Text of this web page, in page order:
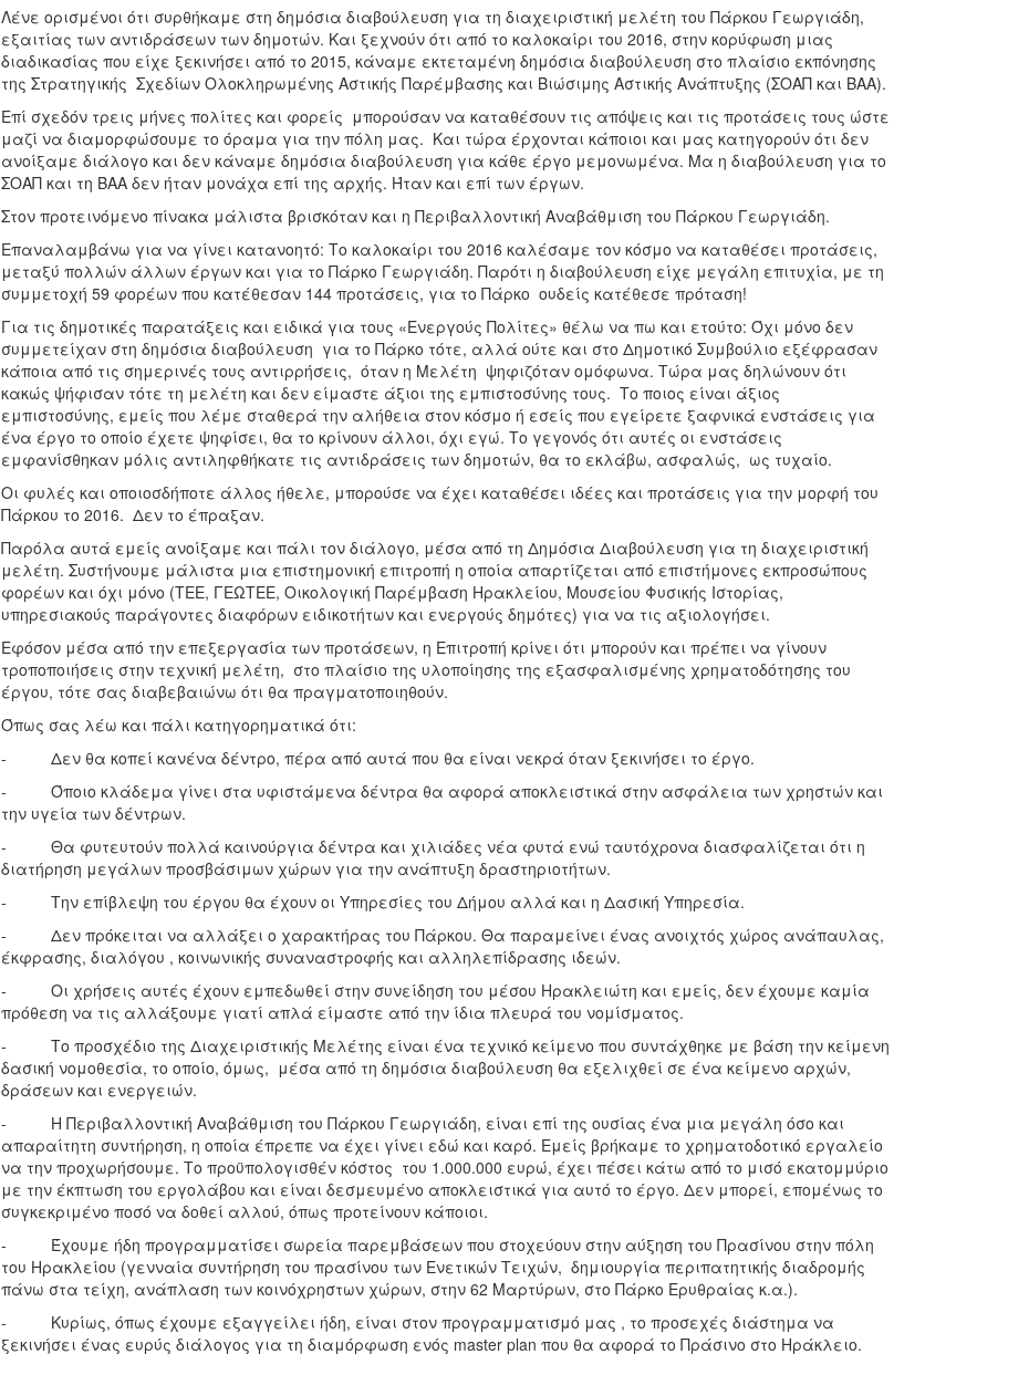
Λένε ορισμένοι ότι συρθήκαμε στη δημόσια διαβούλευση για τη διαχειριστική μελέτη του Πάρκου Γεωργιάδη,
εξαιτίας των αντιδράσεων των δημοτών. Και ξεχνούν ότι από το καλοκαίρι του 2016, στην κορύφωση μιας
διαδικασίας που είχε ξεκινήσει από το 2015, κάναμε εκτεταμένη δημόσια διαβούλευση στο πλαίσιο εκπόνησης
της Στρατηγικής Σχεδίων Ολοκληρωμένης Αστικής Παρέμβασης και Βιώσιμης Αστικής Ανάπτυξης (ΣΟΑΠ και ΒΑΑ).
Επί σχεδόν τρεις μήνες πολίτες και φορείς μπορούσαν να καταθέσουν τις απόψεις και τις προτάσεις τους ώστε
μαζί να διαμορφώσουμε το όραμα για την πόλη μας. Και τώρα έρχονται κάποιοι και μας κατηγορούν ότι δεν
ανοίξαμε διάλογο και δεν κάναμε δημόσια διαβούλευση για κάθε έργο μεμονωμένα. Μα η διαβούλευση για το
ΣΟΑΠ και τη ΒΑΑ δεν ήταν μονάχα επί της αρχής. Ήταν και επί των έργων.
Στον προτεινόμενο πίνακα μάλιστα βρισκόταν και η Περιβαλλοντική Αναβάθμιση του Πάρκου Γεωργιάδη.
Επαναλαμβάνω για να γίνει κατανοητό: Το καλοκαίρι του 2016 καλέσαμε τον κόσμο να καταθέσει προτάσεις,
μεταξύ πολλών άλλων έργων και για το Πάρκο Γεωργιάδη. Παρότι η διαβούλευση είχε μεγάλη επιτυχία, με τη
συμμετοχή 59 φορέων που κατέθεσαν 144 προτάσεις, για το Πάρκο ουδείς κατέθεσε πρόταση!
Για τις δημοτικές παρατάξεις και ειδικά για τους «Ενεργούς Πολίτες» θέλω να πω και ετούτο: Όχι μόνο δεν
συμμετείχαν στη δημόσια διαβούλευση για το Πάρκο τότε, αλλά ούτε και στο Δημοτικό Συμβούλιο εξέφρασαν
κάποια από τις σημερινές τους αντιρρήσεις, όταν η Μελέτη ψηφιζόταν ομόφωνα. Τώρα μας δηλώνουν ότι
κακώς ψήφισαν τότε τη μελέτη και δεν είμαστε άξιοι της εμπιστοσύνης τους. Το ποιος είναι άξιος
εμπιστοσύνης, εμείς που λέμε σταθερά την αλήθεια στον κόσμο ή εσείς που εγείρετε ξαφνικά ενστάσεις για
ένα έργο το οποίο έχετε ψηφίσει, θα το κρίνουν άλλοι, όχι εγώ. Το γεγονός ότι αυτές οι ενστάσεις
εμφανίσθηκαν μόλις αντιληφθήκατε τις αντιδράσεις των δημοτών, θα το εκλάβω, ασφαλώς, ως τυχαίο.
Οι φυλές και οποιοσδήποτε άλλος ήθελε, μπορούσε να έχει καταθέσει ιδέες και προτάσεις για την μορφή του
Πάρκου το 2016. Δεν το έπραξαν.
Παρόλα αυτά εμείς ανοίξαμε και πάλι τον διάλογο, μέσα από τη Δημόσια Διαβούλευση για τη διαχειριστική
μελέτη. Συστήνουμε μάλιστα μια επιστημονική επιτροπή η οποία απαρτίζεται από επιστήμονες εκπροσώπους
φορέων και όχι μόνο (ΤΕΕ, ΓΕΩΤΕΕ, Οικολογική Παρέμβαση Ηρακλείου, Μουσείου Φυσικής Ιστορίας,
υπηρεσιακούς παράγοντες διαφόρων ειδικοτήτων και ενεργούς δημότες) για να τις αξιολογήσει.
Εφόσον μέσα από την επεξεργασία των προτάσεων, η Επιτροπή κρίνει ότι μπορούν και πρέπει να γίνουν
τροποποιήσεις στην τεχνική μελέτη, στο πλαίσιο της υλοποίησης της εξασφαλισμένης χρηματοδότησης του
έργου, τότε σας διαβεβαιώνω ότι θα πραγματοποιηθούν.
Όπως σας λέω και πάλι κατηγορηματικά ότι:
- Δεν θα κοπεί κανένα δέντρο, πέρα από αυτά που θα είναι νεκρά όταν ξεκινήσει το έργο.
- Όποιο κλάδεμα γίνει στα υφιστάμενα δέντρα θα αφορά αποκλειστικά στην ασφάλεια των χρηστών και
την υγεία των δέντρων.
- Θα φυτευτούν πολλά καινούργια δέντρα και χιλιάδες νέα φυτά ενώ ταυτόχρονα διασφαλίζεται ότι η
διατήρηση μεγάλων προσβάσιμων χώρων για την ανάπτυξη δραστηριοτήτων.
- Την επίβλεψη του έργου θα έχουν οι Υπηρεσίες του Δήμου αλλά και η Δασική Υπηρεσία.
- Δεν πρόκειται να αλλάξει ο χαρακτήρας του Πάρκου. Θα παραμείνει ένας ανοιχτός χώρος ανάπαυλας,
έκφρασης, διαλόγου , κοινωνικής συναναστροφής και αλληλεπίδρασης ιδεών.
- Οι χρήσεις αυτές έχουν εμπεδωθεί στην συνείδηση του μέσου Ηρακλειώτη και εμείς, δεν έχουμε καμία
πρόθεση να τις αλλάξουμε γιατί απλά είμαστε από την ίδια πλευρά του νομίσματος.
- Το προσχέδιο της Διαχειριστικής Μελέτης είναι ένα τεχνικό κείμενο που συντάχθηκε με βάση την κείμενη
δασική νομοθεσία, το οποίο, όμως, μέσα από τη δημόσια διαβούλευση θα εξελιχθεί σε ένα κείμενο αρχών,
δράσεων και ενεργειών.
- Η Περιβαλλοντική Αναβάθμιση του Πάρκου Γεωργιάδη, είναι επί της ουσίας ένα μια μεγάλη όσο και
απαραίτητη συντήρηση, η οποία έπρεπε να έχει γίνει εδώ και καρό. Εμείς βρήκαμε το χρηματοδοτικό εργαλείο
να την προχωρήσουμε. Το προϋπολογισθέν κόστος του 1.000.000 ευρώ, έχει πέσει κάτω από το μισό εκατομμύριο
με την έκπτωση του εργολάβου και είναι δεσμευμένο αποκλειστικά για αυτό το έργο. Δεν μπορεί, επομένως το
συγκεκριμένο ποσό να δοθεί αλλού, όπως προτείνουν κάποιοι.
- Έχουμε ήδη προγραμματίσει σωρεία παρεμβάσεων που στοχεύουν στην αύξηση του Πρασίνου στην πόλη
του Ηρακλείου (γενναία συντήρηση του πρασίνου των Ενετικών Τειχών, δημιουργία περιπατητικής διαδρομής
πάνω στα τείχη, ανάπλαση των κοινόχρηστων χώρων, στην 62 Μαρτύρων, στο Πάρκο Ερυθραίας κ.α.).
- Κυρίως, όπως έχουμε εξαγγείλει ήδη, είναι στον προγραμματισμό μας , το προσεχές διάστημα να
ξεκινήσει ένας ευρύς διάλογος για τη διαμόρφωση ενός master plan που θα αφορά το Πράσινο στο Ηράκλειο.